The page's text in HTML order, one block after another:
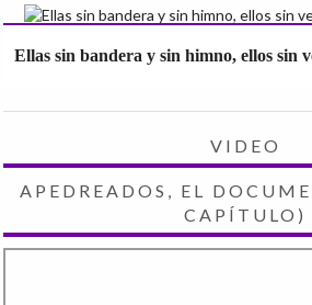
Ellas sin bandera y sin himno, ellos sin
VIDEO
APEDREADOS, EL
CAPÍTULO)